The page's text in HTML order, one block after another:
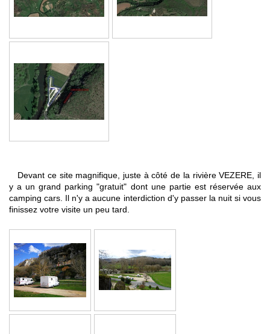
Devant ce site magnifique, juste à côté de la rivière VEZERE, il
y a un grand parking "gratuit" dont une partie est réservée aux
camping cars. Il n'y a aucune interdiction d'y passer la nuit si vous
finissez votre visite un peu tard.